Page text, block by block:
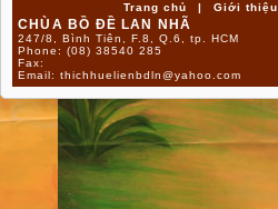
Trang chủ | Giới thiệu
CHÙA BỒ ĐỀ LAN NHÃ
247/8, Bình Tiên, F.8, Q.6, tp. HCM
Phone: (08) 38540 285
Fax:
Email: thichhuelienbdln@yahoo.com